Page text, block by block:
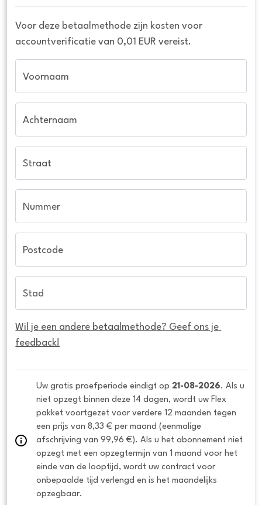
Voor deze betaalmethode zijn kosten voor
accountverificatie van 0,01 EUR vereist.
Voornaam
Achternaam
Straat
Nummer
Postcode
Stad
Wil je een andere betaalmethode? Geef ons je
feedback!
Uw gratis proefperiode eindigt op 21-08-2026. Als u
niet opzegt binnen deze 14 dagen, wordt uw Flex
pakket voortgezet voor verdere 12 maanden tegen
een prijs van 8,33 € per maand (eenmalige
afschrijving van 99,96 €). Als u het abonnement niet
opzegt met een opzegtermijn van 1 maand voor het
einde van de looptijd, wordt uw contract voor
onbepaalde tijd verlengd en is het maandelijks
opzegbaar.